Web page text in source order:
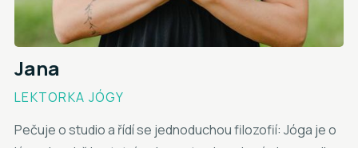
Jana
LEKTORKA JÓGY
Pečuje o studio a řídí se jednoduchou filozofií: Jóga je o